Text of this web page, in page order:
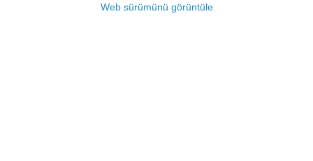
Web sürümünü görüntüle